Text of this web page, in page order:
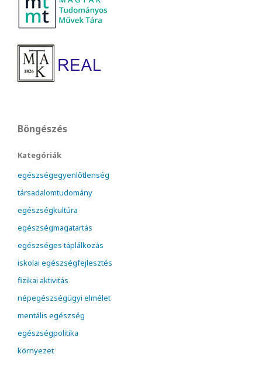
Böngészés
Kategóriák
egészségegyenlőtlenség
társadalomtudomány
egészségkultúra
egészségmagatartás
egészséges táplálkozás
iskolai egészségfejlesztés
fizikai aktivitás
népegészségügyi elmélet
mentális egészség
egészségpolitika
környezet